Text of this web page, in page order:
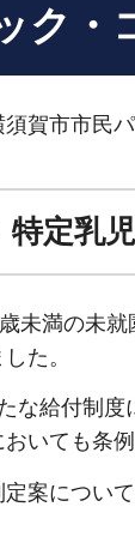
ク・
賀市市民
特定乳
未満の未
た。
な給付制
いても条例
案につい